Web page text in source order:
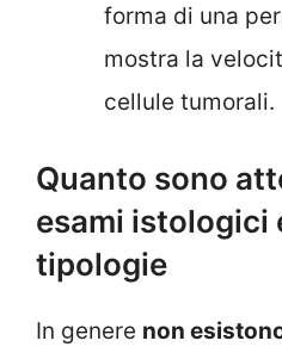
forma di una
mostra la
cellule tumorali.
Quanto sono
esami istologici
tipologie
In genere non